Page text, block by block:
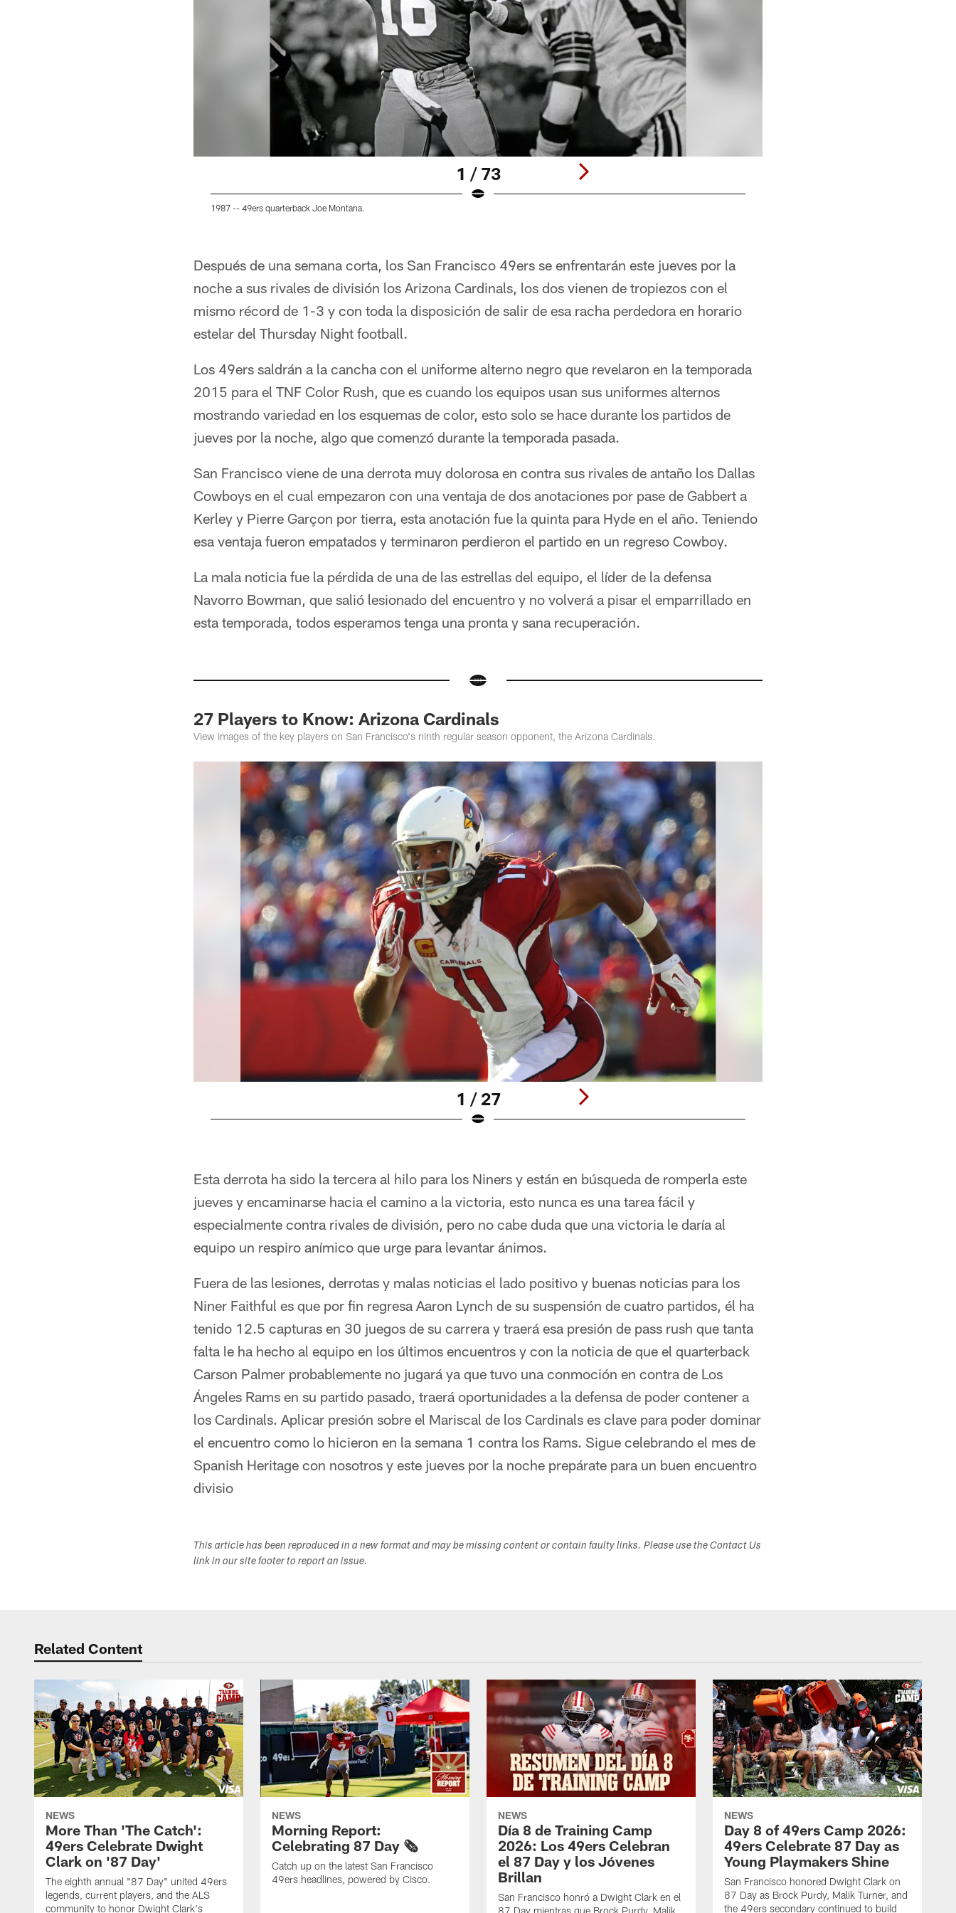
1 / 73
1987 -- 49ers quarterback Joe Montana.
Después de una semana corta, los San Francisco 49ers se enfrentarán este jueves por la
noche a sus rivales de división los Arizona Cardinals, los dos vienen de tropiezos con el
mismo récord de 1-3 y con toda la disposición de salir de esa racha perdedora en horario
estelar del Thursday Night football.
Los 49ers saldrán a la cancha con el uniforme alterno negro que revelaron en la temporada
2015 para el TNF Color Rush, que es cuando los equipos usan sus uniformes alternos
mostrando variedad en los esquemas de color, esto solo se hace durante los partidos de
jueves por la noche, algo que comenzó durante la temporada pasada.
San Francisco viene de una derrota muy dolorosa en contra sus rivales de antaño los Dallas
Cowboys en el cual empezaron con una ventaja de dos anotaciones por pase de Gabbert a
Kerley y Pierre Garçon por tierra, esta anotación fue la quinta para Hyde en el año. Teniendo
esa ventaja fueron empatados y terminaron perdieron el partido en un regreso Cowboy.
La mala noticia fue la pérdida de una de las estrellas del equipo, el líder de la defensa
Navorro Bowman, que salió lesionado del encuentro y no volverá a pisar el emparrillado en
esta temporada, todos esperamos tenga una pronta y sana recuperación.
27 Players to Know: Arizona Cardinals
View images of the key players on San Francisco's ninth regular season opponent, the Arizona Cardinals.
1 / 27
Esta derrota ha sido la tercera al hilo para los Niners y están en búsqueda de romperla este
jueves y encaminarse hacia el camino a la victoria, esto nunca es una tarea fácil y
especialmente contra rivales de división, pero no cabe duda que una victoria le daría al
equipo un respiro anímico que urge para levantar ánimos.
Fuera de las lesiones, derrotas y malas noticias el lado positivo y buenas noticias para los
Niner Faithful es que por fin regresa Aaron Lynch de su suspensión de cuatro partidos, él ha
tenido 12.5 capturas en 30 juegos de su carrera y traerá esa presión de pass rush que tanta
falta le ha hecho al equipo en los últimos encuentros y con la noticia de que el quarterback
Carson Palmer probablemente no jugará ya que tuvo una conmoción en contra de Los
Ángeles Rams en su partido pasado, traerá oportunidades a la defensa de poder contener a
los Cardinals. Aplicar presión sobre el Mariscal de los Cardinals es clave para poder dominar
el encuentro como lo hicieron en la semana 1 contra los Rams. Sigue celebrando el mes de
Spanish Heritage con nosotros y este jueves por la noche prepárate para un buen encuentro
divisio
This article has been reproduced in a new format and may be missing content or contain faulty links. Please use the Contact Us
link in our site footer to report an issue.
Related Content
NEWS
More Than 'The Catch':
49ers Celebrate Dwight
Clark on '87 Day'
The eighth annual "87 Day" united 49ers
legends, current players, and the ALS
community to honor Dwight Clark's
NEWS
Morning Report:
Celebrating 87 Day 🗞️
Catch up on the latest San Francisco
49ers headlines, powered by Cisco.
NEWS
Día 8 de Training Camp
2026: Los 49ers Celebran
el 87 Day y los Jóvenes
Brillan
San Francisco honró a Dwight Clark en el
NEWS
Day 8 of 49ers Camp 2026:
49ers Celebrate 87 Day as
Young Playmakers Shine
San Francisco honored Dwight Clark on
87 Day as Brock Purdy, Malik Turner, and
the 49ers secondary continued to build